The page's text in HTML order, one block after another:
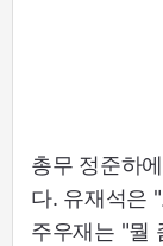
총무 정준하
다. 유재석은
주우재는 "뭘